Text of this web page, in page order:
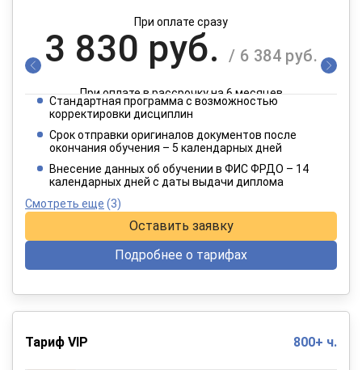
При оплате сразу
3 830 руб. / 6 384 руб.
При оплате в рассрочку на 6 месяцев
1 915 руб.
При оплате в рассрочку на 12 месяцев
Стандартная программа с возможностью
корректировки дисциплин
Срок отправки оригиналов документов после
окончания обучения – 5 календарных дней
Внесение данных об обучении в ФИС ФРДО – 14
календарных дней с даты выдачи диплома
Смотреть еще (3)
Оставить заявку
Подробнее о тарифах
Тариф VIP 800+ ч.